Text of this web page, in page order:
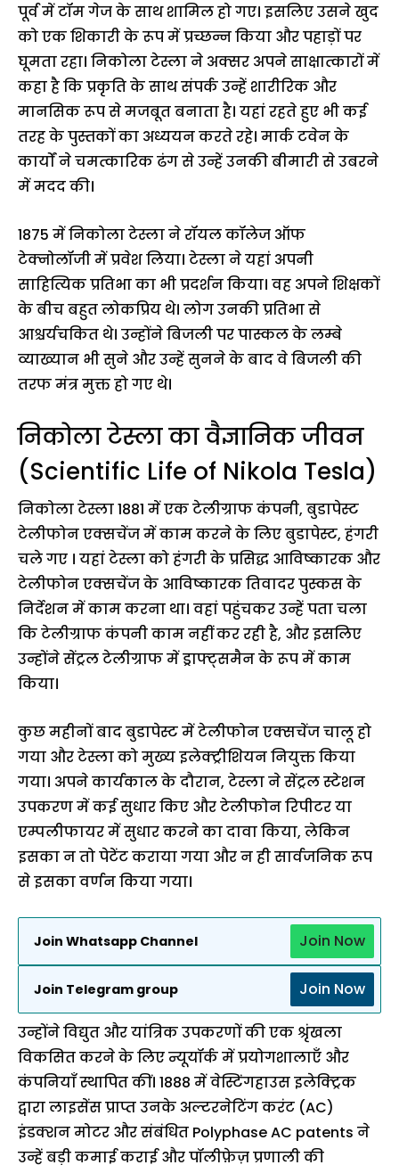
पूर्व में टॉम गेज के साथ शामिल हो गए। इसलिए उसने खुद
को एक शिकारी के रूप में प्रच्छन्न किया और पहाड़ों पर
घूमता रहा। निकोला टेस्ला ने अक्सर अपने साक्षात्कारों में
कहा है कि प्रकृति के साथ संपर्क उन्हें शारीरिक और
मानसिक रूप से मजबूत बनाता है। यहां रहते हुए भी कई
तरह के पुस्तकों का अध्ययन करते रहे। मार्क टवेन के
कार्यों ने चमत्कारिक ढंग से उन्हें उनकी बीमारी से उबरने
में मदद की।
1875 में निकोला टेस्ला ने रॉयल कॉलेज ऑफ
टेक्नोलॉजी में प्रवेश लिया। टेस्ला ने यहां अपनी
साहित्यिक प्रतिभा का भी प्रदर्शन किया। वह अपने शिक्षकों
के बीच बहुत लोकप्रिय थे। लोग उनकी प्रतिभा से
आश्चर्यचकित थे। उन्होंने बिजली पर पास्कल के लम्बे
व्याख्यान भी सुने और उन्हें सुनने के बाद वे बिजली की
तरफ मंत्र मुक्त हो गए थे।
निकोला टेस्ला का वैज्ञानिक जीवन
(Scientific Life of Nikola Tesla)
निकोला टेस्ला 1881 में एक टेलीग्राफ कंपनी, बुडापेस्ट
टेलीफोन एक्सचेंज में काम करने के लिए बुडापेस्ट, हंगरी
चले गए । यहां टेस्ला को हंगरी के प्रसिद्ध आविष्कारक और
टेलीफोन एक्सचेंज के आविष्कारक तिवादर पुस्कस के
निर्देशन में काम करना था। वहां पहुंचकर उन्हें पता चला
कि टेलीग्राफ कंपनी काम नहीं कर रही है, और इसलिए
उन्होंने सेंट्रल टेलीग्राफ में ड्राफ्ट्समैन के रूप में काम
किया।
कुछ महीनों बाद बुडापेस्ट में टेलीफोन एक्सचेंज चालू हो
गया और टेस्ला को मुख्य इलेक्ट्रीशियन नियुक्त किया
गया। अपने कार्यकाल के दौरान, टेस्ला ने सेंट्रल स्टेशन
उपकरण में कई सुधार किए और टेलीफोन रिपीटर या
एम्पलीफायर में सुधार करने का दावा किया, लेकिन
इसका न तो पेटेंट कराया गया और न ही सार्वजनिक रूप
से इसका वर्णन किया गया।
Join Whatsapp Channel Join Now
Join Telegram group Join Now
उन्होंने विद्युत और यांत्रिक उपकरणों की एक श्रृंखला
विकसित करने के लिए न्यूयॉर्क में प्रयोगशालाएँ और
कंपनियाँ स्थापित कीं। 1888 में वेस्टिंगहाउस इलेक्ट्रिक
द्वारा लाइसेंस प्राप्त उनके अल्टरनेटिंग करंट (AC)
इंडक्शन मोटर और संबंधित Polyphase AC patents ने
उन्हें बड़ी कमाई कराई और पॉलीफ़ेज़ प्रणाली की